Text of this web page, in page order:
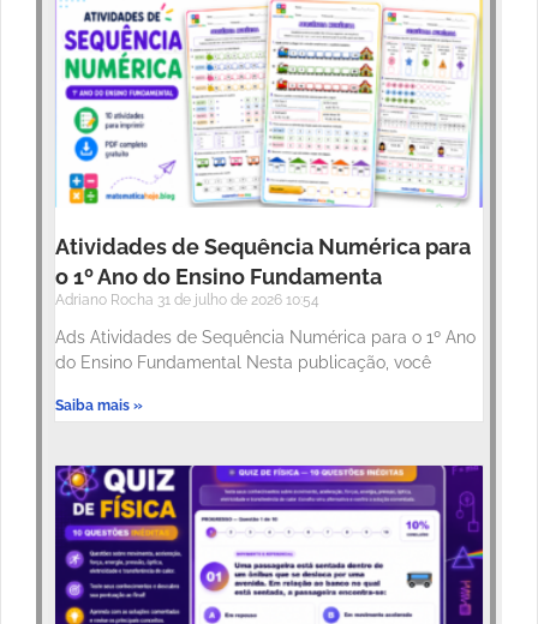
Atividades de Sequência Numérica para
o 1º Ano do Ensino Fundamenta
Adriano Rocha 31 de julho de 2026 10:54
Ads Atividades de Sequência Numérica para o 1º Ano
do Ensino Fundamental Nesta publicação, você
Saiba mais »